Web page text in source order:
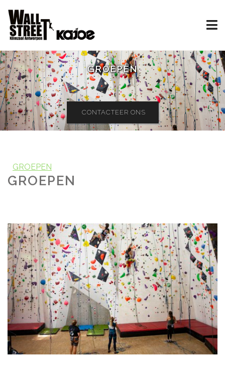
GROEPEN
CONTACTEER ONS
GROEPEN
GROEPEN